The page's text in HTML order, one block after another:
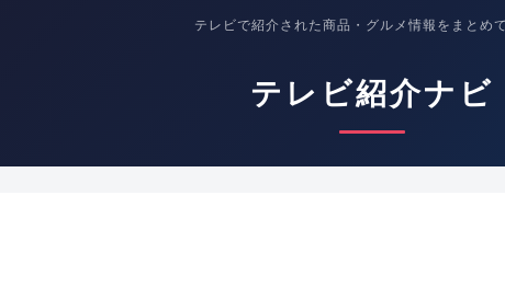
テレビで紹介された商品・グルメ情報をまとめ
テレビ紹介ナビ